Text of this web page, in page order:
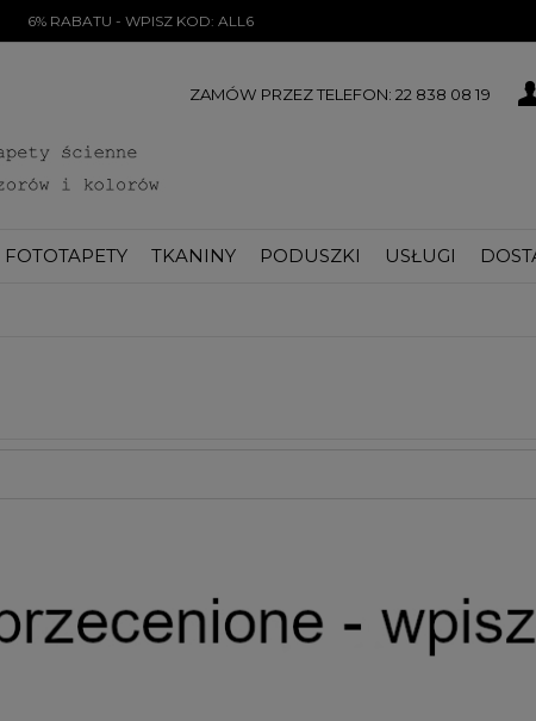
6% RABATU - WPISZ KOD: ALL6
ZAMÓW PRZEZ TELEFON: 22 838 08 19
FOTOTAPETY TKANINY PODUSZKI USŁUGI